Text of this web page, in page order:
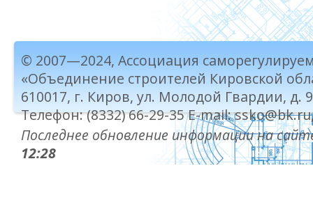
© 2007—2024, Ассоциация
«Объединение строителей Кировской
610017, г. Киров, ул. Молодой Гвардии, д.
Телефон: (8332) 66-29-35 E-mail:
Последнее обновление информации на
12:28